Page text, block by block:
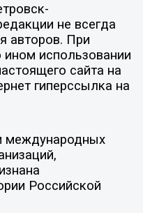
не всегда
авторов. При
ином использовании
сайта на
гиперссылка на
международных
Российской